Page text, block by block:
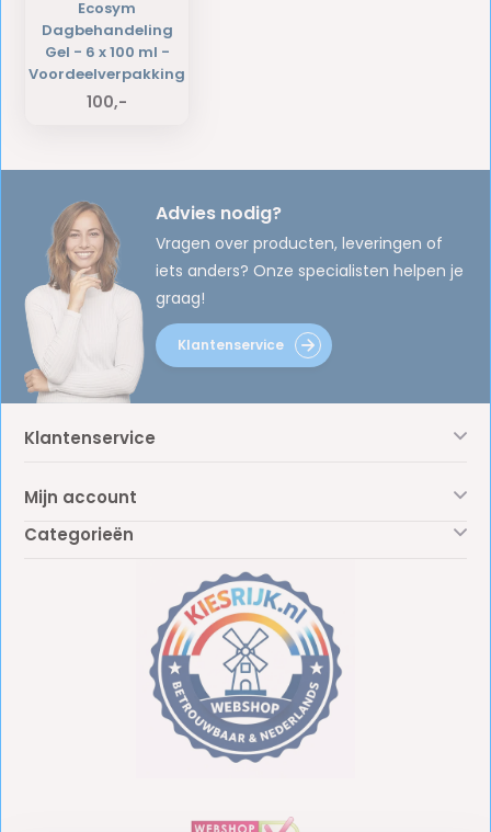
Ecosym
Dagbehandeling
Gel - 6 x 100 ml -
Voordeelverpakking
100,-
Advies nodig?
Vragen over producten, leveringen of
iets anders? Onze specialisten helpen je
graag!
Klantenservice
Klantenservice
Mijn account
Categorieën